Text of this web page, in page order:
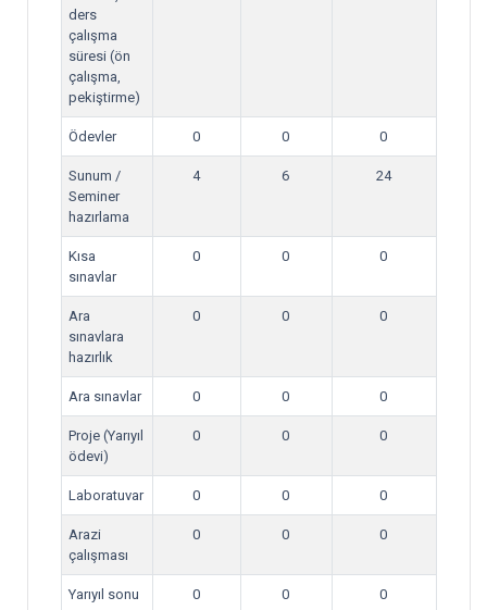
ders
çalışma
süresi (ön
çalışma,
pekiştirme)
Ödevler 0 0 0
Sunum /
Seminer
hazırlama
4 6 24
Kısa
sınavlar
0 0 0
Ara
sınavlara
hazırlık
0 0 0
Ara sınavlar 0 0 0
Proje (Yarıyıl
ödevi)
0 0 0
Laboratuvar 0 0 0
Arazi
çalışması
0 0 0
Yarıyıl sonu
0 0 0